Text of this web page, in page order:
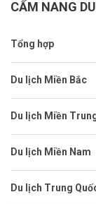
CẨM NANG
Tổng hợp
Du lịch Miền Bắc
Du lịch Miền
Du lịch Miền Nam
Du lịch Trung